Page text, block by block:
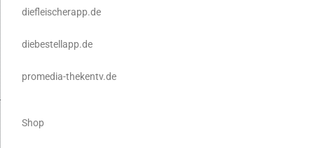
diefleischerapp.de
diebestellapp.de
promedia-thekentv.de
Shop